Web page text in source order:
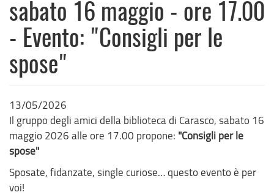
sabato 16 maggio - ore 17.00
- Evento: "Consigli per le
spose"
13/05/2026
Il gruppo degli amici della biblioteca di Carasco, sabato 16
maggio 2026 alle ore 17.00 propone: "Consigli per le
spose"
Sposate, fidanzate, single curiose… questo evento è per
voi!